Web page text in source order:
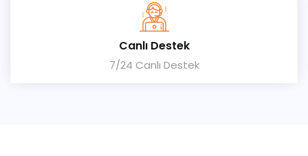
Canlı Destek
7/24 Canlı Destek